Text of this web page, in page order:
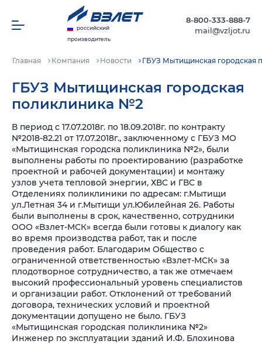
российский
производитель
8-800-333-888-7
mail@vzljot.ru
Главная Компания Новости ГБУЗ Мытищинская городская
ГБУЗ Мытищинская городская
поликлиника №2
В период с 17.07.2018г. по 18.09.2018г. по контракту
№2018-82.21 от 17.07.2018г., заключенному с ГБУЗ МО
«Мытищинская городска поликлиника №2», были
выполнены работы по проектированию (разработке
проектной и рабочей документации) и монтажу
узлов учета тепловой энергии, ХВС и ГВС в
Отделениях поликлиники по адресам: г.Мытищи
ул.Летная 34 и г.Мытищи ул.Юбилейная 26. Работы
были выполнены в срок, качественно, сотрудники
ООО «Взлет-МСК» всегда были готовы к диалогу как
во время производства работ, так и после
проведения работ. Благодарим Общество с
ограниченной ответственностью «Взлет-МСК» за
плодотворное сотрудничество, а так же отмечаем
высокий профессиональный уровень специалистов
и организации работ. Отклонений от требований
договора, технических условий и проектной
документации допущено не было. ГБУЗ
«Мытищинская городская поликлиника №2»
Инженер по эксплуатации зданий И.Ф. Блохинова